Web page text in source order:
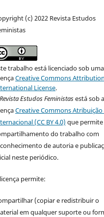
(c) 2022 Revista Estudos
trabalho está licenciado sob uma
Creative Commons
License.
Revista Estudos Feministasestá sob a
Creative Commons Atribuição
(CC BY 4.0) que
do trabalho com
de autoria e
neste periódico.
permite:
(copiar e redistribuir o
em qualquer suporte ou